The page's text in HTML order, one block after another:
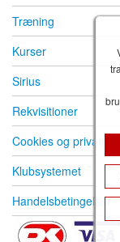
Træning
Kurser
Sirius
Rekvisitioner
Cookies og
Klubsystemet
Handelsbetingelser